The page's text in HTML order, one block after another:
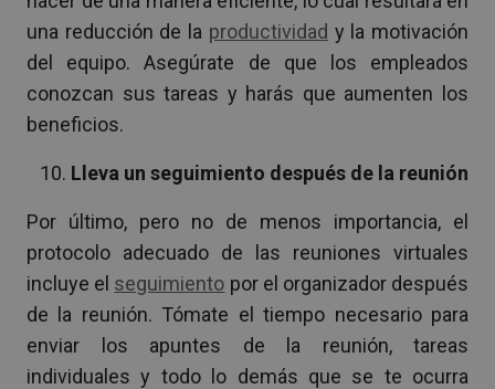
una reducción de la productividad y la motivación
del equipo. Asegúrate de que los empleados
conozcan sus tareas y harás que aumenten los
beneficios.
Lleva un seguimiento después de la reunión
Por último, pero no de menos importancia, el
protocolo adecuado de las reuniones virtuales
incluye el seguimiento por el organizador después
de la reunión. Tómate el tiempo necesario para
enviar los apuntes de la reunión, tareas
individuales y todo lo demás que se te ocurra